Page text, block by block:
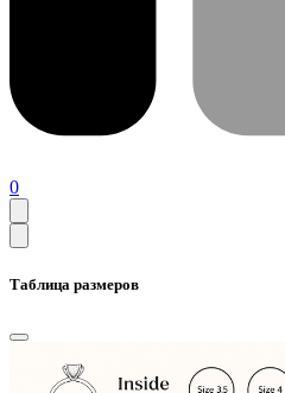
0
Таблица размеров